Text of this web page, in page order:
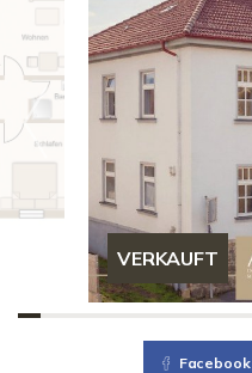
VERKAUFT
Facebook